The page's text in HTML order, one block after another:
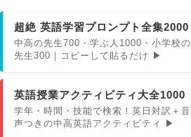
超絶 英語学習プロンプト全集2000
中高の先生700・学ぶ人1000・小学校の
先生300｜コピーして貼るだけ ▶
英語授業アクティビティ大全1000
学年・時間・技能で検索！英日対訳＋音
声つきの中高英語アクティビティ ▶